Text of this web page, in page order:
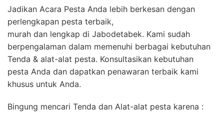
Jadikan Acara Pesta Anda lebih berkesan dengan
perlengkapan pesta terbaik,
murah dan lengkap di Jabodetabek. Kami sudah
berpengalaman dalam memenuhi berbagai kebutuhan
Tenda & alat-alat pesta. Konsultasikan kebutuhan
pesta Anda dan dapatkan penawaran terbaik kami
khusus untuk Anda.
Bingung mencari Tenda dan Alat-alat pesta karena :